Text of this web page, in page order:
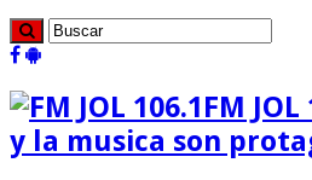
FM
y la musica son